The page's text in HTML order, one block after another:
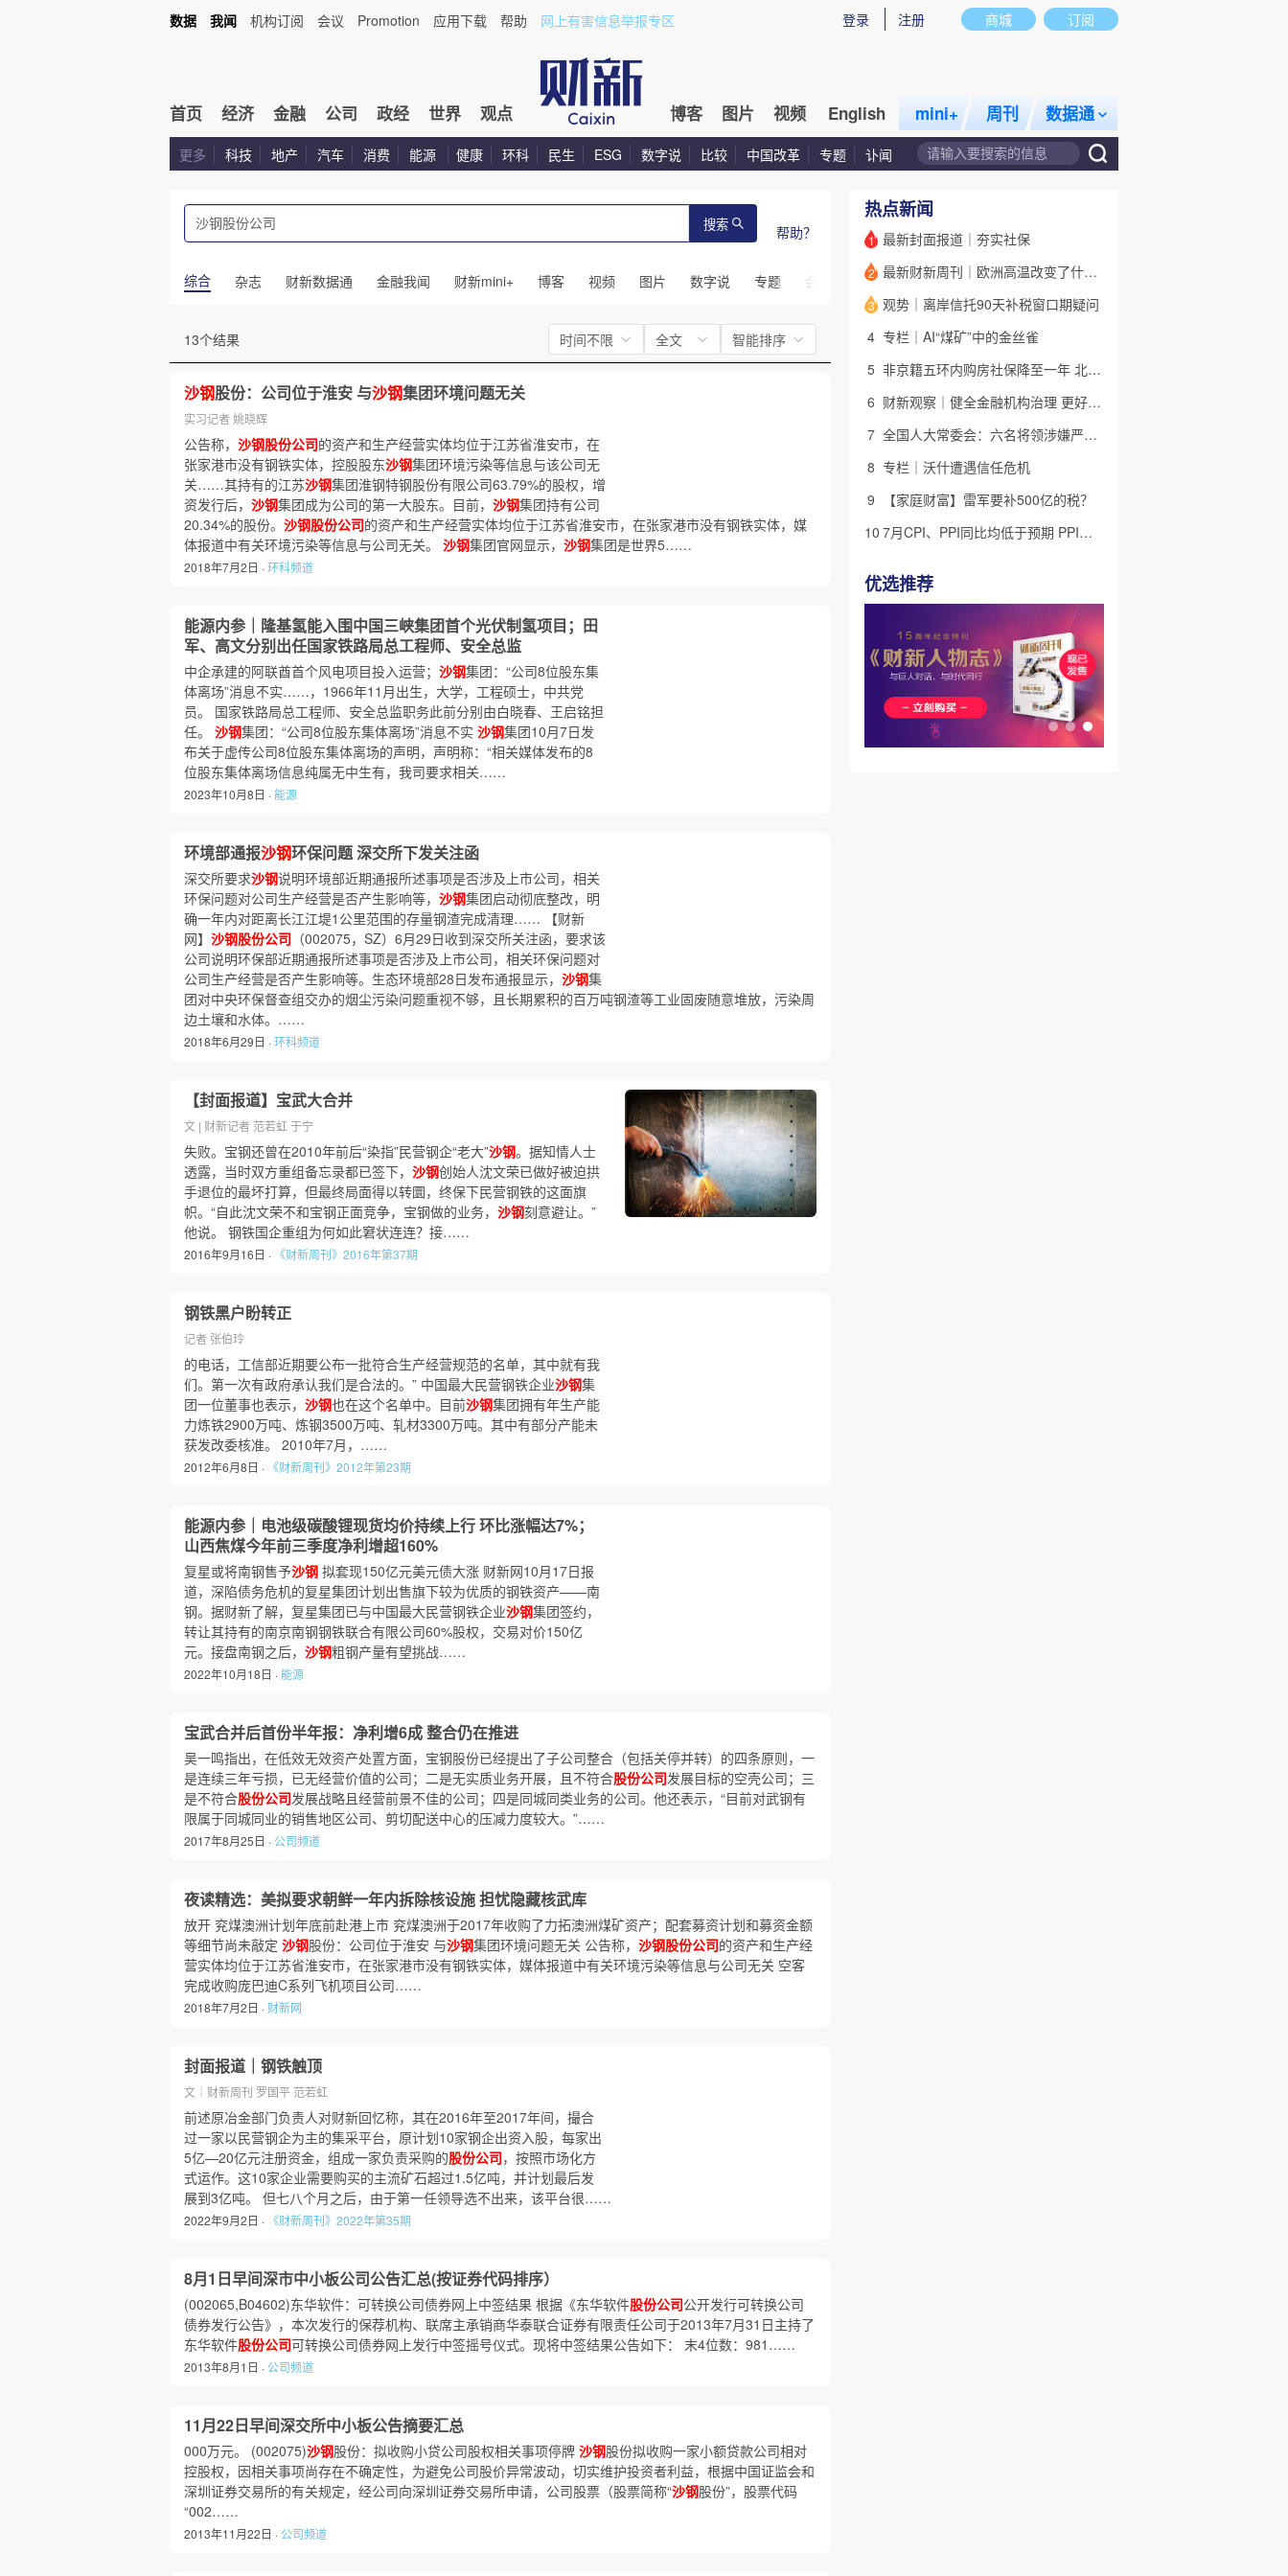
商城 订阅
登录 注册
数据 我闻 机构订阅 会议 Promotion 应用下载 帮助 网上有害信息举报专区
首页 经济 金融 公司 政经 世界 观点 博客 图片 视频 English mini+ 周刊 数据通
更多 科技 地产 汽车 消费 能源 健康 环科 民生 ESG 数字说 比较 中国改革 专题 讣闻
搜索 帮助？
综合 杂志 财新数据通 金融我闻 财新mini+ 博客 视频 图片 数字说 专题 会议 话题 特别呈现 私房课
13个结果 时间不限 全文 智能排序
沙钢股份：公司位于淮安 与沙钢集团环境问题无关
实习记者 姚晓辉
公告称， 沙钢股份公司的资产和生产经营实体均位于江苏省淮安市，在
张家港市没有钢铁实体，控股股东沙钢集团环境污染等信息与该公司无
关……其持有的江苏沙钢集团淮钢特钢股份有限公司63.79%的股权，增
资发行后， 沙钢集团成为公司的第一大股东。目前， 沙钢集团持有公司
20.34%的股份。 沙钢股份公司的资产和生产经营实体均位于江苏省淮安市，在张家港市没有钢铁实体，媒
体报道中有关环境污染等信息与公司无关。 沙钢集团官网显示， 沙钢集团是世界5……
2018年7月2日 ·环科频道
能源内参｜隆基氢能入围中国三峡集团首个光伏制氢项目；田
军、高文分别出任国家铁路局总工程师、安全总监
中企承建的阿联酋首个风电项目投入运营； 沙钢集团：“公司8位股东集
体离场”消息不实……，1966年11月出生，大学，工程硕士，中共党
员。 国家铁路局总工程师、安全总监职务此前分别由白晓春、王启铭担
任。 沙钢集团：“公司8位股东集体离场”消息不实 沙钢集团10月7日发
布关于虚传公司8位股东集体离场的声明，声明称：“相关媒体发布的8
位股东集体离场信息纯属无中生有，我司要求相关……
2023年10月8日 · 能源
环境部通报沙钢环保问题 深交所下发关注函
深交所要求沙钢说明环境部近期通报所述事项是否涉及上市公司，相关
环保问题对公司生产经营是否产生影响等， 沙钢集团启动彻底整改，明
确一年内对距离长江江堤1公里范围的存量钢渣完成清理…… 【财新
网】 沙钢股份公司 （002075，SZ）6月29日收到深交所关注函，要求该
公司说明环保部近期通报所述事项是否涉及上市公司，相关环保问题对
公司生产经营是否产生影响等。生态环境部28日发布通报显示， 沙钢集
团对中央环保督查组交办的烟尘污染问题重视不够，且长期累积的百万吨钢渣等工业固废随意堆放，污染周
边土壤和水体。……
2018年6月29日 ·环科频道
【封面报道】宝武大合并
文 | 财新记者 范若虹 于宁
失败。宝钢还曾在2010年前后“染指”民营钢企“老大”沙钢。据知情人士
透露，当时双方重组备忘录都已签下， 沙钢创始人沈文荣已做好被迫拱
手退位的最坏打算，但最终局面得以转圜，终保下民营钢铁的这面旗
帜。“自此沈文荣不和宝钢正面竞争，宝钢做的业务， 沙钢刻意避让。”
他说。 钢铁国企重组为何如此窘状连连？接……
2016年9月16日 · 《财新周刊》2016年第37期
钢铁黑户盼转正
记者 张伯玲
的电话，工信部近期要公布一批符合生产经营规范的名单，其中就有我
们。第一次有政府承认我们是合法的。” 中国最大民营钢铁企业沙钢集
团一位董事也表示， 沙钢也在这个名单中。目前沙钢集团拥有年生产能
力炼铁2900万吨、炼钢3500万吨、轧材3300万吨。其中有部分产能未
获发改委核准。 2010年7月，……
2012年6月8日 · 《财新周刊》2012年第23期
能源内参｜电池级碳酸锂现货均价持续上行 环比涨幅达7%；
山西焦煤今年前三季度净利增超160%
复星或将南钢售予沙钢 拟套现150亿元美元债大涨 财新网10月17日报
道，深陷债务危机的复星集团计划出售旗下较为优质的钢铁资产——南
钢。据财新了解，复星集团已与中国最大民营钢铁企业沙钢集团签约，
转让其持有的南京南钢钢铁联合有限公司60%股权，交易对价150亿
元。接盘南钢之后， 沙钢粗钢产量有望挑战……
2022年10月18日 · 能源
宝武合并后首份半年报：净利增6成 整合仍在推进
吴一鸣指出，在低效无效资产处置方面，宝钢股份已经提出了子公司整合（包括关停并转）的四条原则，一
是连续三年亏损，已无经营价值的公司；二是无实质业务开展，且不符合股份公司发展目标的空壳公司；三
是不符合股份公司发展战略且经营前景不佳的公司；四是同城同类业务的公司。他还表示，“目前对武钢有
限属于同城同业的销售地区公司、剪切配送中心的压减力度较大。”……
2017年8月25日 · 公司频道
夜读精选：美拟要求朝鲜一年内拆除核设施 担忧隐藏核武库
放开 兖煤澳洲计划年底前赴港上市 兖煤澳洲于2017年收购了力拓澳洲煤矿资产；配套募资计划和募资金额
等细节尚未敲定 沙钢股份：公司位于淮安 与沙钢集团环境问题无关 公告称， 沙钢股份公司的资产和生产经
营实体均位于江苏省淮安市，在张家港市没有钢铁实体，媒体报道中有关环境污染等信息与公司无关 空客
完成收购庞巴迪C系列飞机项目公司……
2018年7月2日 · 财新网
封面报道｜钢铁触顶
文｜财新周刊 罗国平 范若虹
前述原冶金部门负责人对财新回忆称，其在2016年至2017年间，撮合
过一家以民营钢企为主的集采平台，原计划10家钢企出资入股，每家出
5亿—20亿元注册资金，组成一家负责采购的股份公司，按照市场化方
式运作。这10家企业需要购买的主流矿石超过1.5亿吨，并计划最后发
展到3亿吨。 但七八个月之后，由于第一任领导选不出来，该平台很……
2022年9月2日 · 《财新周刊》2022年第35期
8月1日早间深市中小板公司公告汇总(按证券代码排序）
(002065,B04602)东华软件：可转换公司债券网上中签结果 根据《东华软件股份公司公开发行可转换公司
债券发行公告》，本次发行的保荐机构、联席主承销商华泰联合证券有限责任公司于2013年7月31日主持了
东华软件股份公司可转换公司债券网上发行中签摇号仪式。现将中签结果公告如下： 末4位数：981……
2013年8月1日 · 公司频道
11月22日早间深交所中小板公告摘要汇总
000万元。 (002075)沙钢股份：拟收购小贷公司股权相关事项停牌 沙钢股份拟收购一家小额贷款公司相对
控股权，因相关事项尚存在不确定性，为避免公司股价异常波动，切实维护投资者利益，根据中国证监会和
深圳证券交易所的有关规定，经公司向深圳证券交易所申请，公司股票（股票简称“沙钢股份”，股票代码
“002……
2013年11月22日 · 公司频道
热点新闻
1 最新封面报道｜夯实社保
2 最新财新周刊｜欧洲高温改变了什么？
3 观势｜离岸信托90天补税窗口期疑问
4 专栏｜AI“煤矿”中的金丝雀
5
非京籍五环内购房社保降至一年 北京市公积金最高可贷340万元
6
财新观察｜健全金融机构治理 更好服务高质量发展
7
全国人大常委会：六名将领涉嫌严重违纪违法 被罢免全国人大代表
8 专栏｜沃什遭遇信任危机
9
【家庭财富】雷军要补500亿的税？
10
7月CPI、PPI同比均低于预期 PPI同比结束持续改善、高位回落
优选推荐